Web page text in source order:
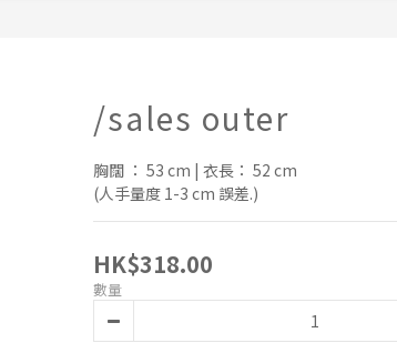
/sales outer
胸闊 ： 53 cm | 衣長： 52 cm
(人手量度 1-3 cm 誤差.)
HK$318.00
數量